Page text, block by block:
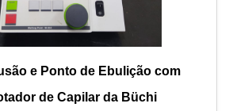
e Ponto de Ebulição com
de Capilar da Büchi